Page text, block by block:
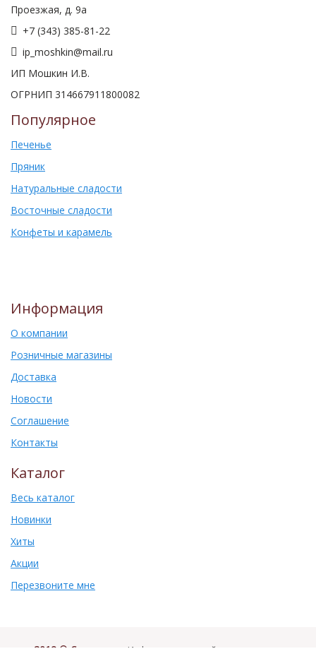
Проезжая, д. 9а
+7 (343) 385-81-22
ip_moshkin@mail.ru
ИП Мошкин И.В.
ОГРНИП 314667911800082
Популярное
Печенье
Пряник
Натуральные сладости
Восточные сладости
Конфеты и карамель
Информация
О компании
Розничные магазины
Доставка
Новости
Соглашение
Контакты
Каталог
Весь каталог
Новинки
Хиты
Акции
Перезвоните мне
2019 © Самоваръ . Информация на сайте не является